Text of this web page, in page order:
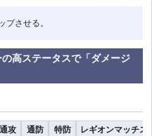
プさせる。
高ステータスで「ダメージ
通攻 通防 特防 レギオンマッチス